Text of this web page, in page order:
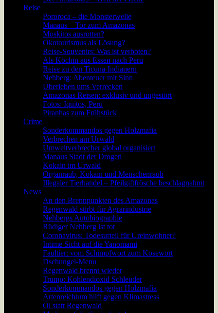
Reise
Pororoca – die Monsterwelle
Manaus – Tor zum Amazonas
Moskitos ausrotten?
Ökotourismus als Lösung?
Reise-Souvenirs: Was ist verboten?
Als Köchin aus Essen nach Peru
Reise zu den Ticuna-Indianern
Nehberg: Abenteuer mit Sinn
Überleben ums Verrecken
Amazonas Reisen: exklusiv und ungestört
Fotos: Iquitos, Peru
Piranhas zum Frühstück
Crime
Sonderkommandos gegen Holzmafia
Verbrechen am Urwald
Umweltverbrecher global organisiert
Manaus Stadt der Drogen
Kokain im Urwald
Organraub, Kokain und Menschenraub
Illegaler Tierhandel – Pfeilgiftfrösche beschlagnahmt
News
An den Brennpunkten des Amazonas
Regenwald stirbt für Agrarindustrie
Nehbergs Autobiographie
Rüdiger Nehberg ist tot
Coronavirus: Todesurteil für Ureinwohner?
Intime Sicht auf die Yanomami
Faultier: vom Schimpfwort zum Kosewort
Dschungel-Menu
Regenwald brennt wieder
Trump: Kohlendioxid Schleuder
Sonderkommandos gegen Holzmafia
Artenreichtum hilft gegen Klimastress
Öl statt Regenwald